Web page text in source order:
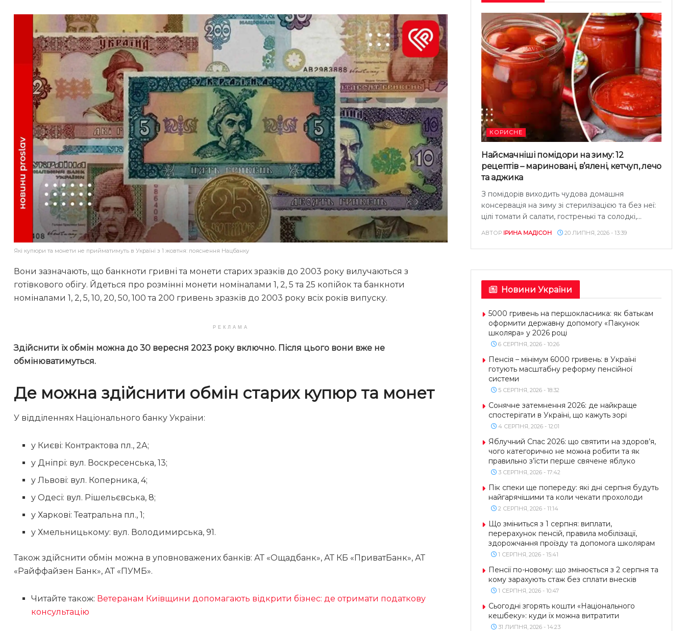
Які купюри та монети не прийматимуть в Україні з 1 жовтня: пояснення Нацбанку
Вони зазначають, що банкноти гривні та монети старих зразків до 2003 року вилучаються з
готівкового обігу. Йдеться про розмінні монети номіналами 1, 2, 5 та 25 копійок та банкноти
номіналами 1, 2, 5, 10, 20, 50, 100 та 200 гривень зразків до 2003 року всіх років випуску.
РЕКЛАМА
Здійснити їх обмін можна до 30 вересня 2023 року включно. Після цього вони вже не
обмінюватимуться.
Де можна здійснити обмін старих купюр та монет
У відділеннях Національного банку України:
у Києві: Контрактова пл., 2А;
у Дніпрі: вул. Воскресенська, 13;
у Львові: вул. Коперника, 4;
у Одесі: вул. Рішельєвська, 8;
у Харкові: Театральна пл., 1;
у Хмельницькому: вул. Володимирська, 91.
Також здійснити обмін можна в уповноважених банків: АТ «Ощадбанк», АТ КБ «ПриватБанк», АТ
«Райффайзен Банк», АТ «ПУМБ».
Читайте також: Ветеранам Київщини допомагають відкрити бізнес: де отримати податкову
консультацію
КОРИСНЕ
Найсмачніші помідори на зиму: 12
рецептів – мариновані, в’ялені, кетчуп, лечо
та аджика
З помідорів виходить чудова домашня
консервація на зиму зі стерилізацією та без неї:
цілі томати й салати, гостренькі та солодкі,...
АВТОР ІРИНА МАДІСОН 20 ЛИПНЯ, 2026 - 13:39
Новини України
5000 гривень на першокласника: як батькам
оформити державну допомогу «Пакунок
школяра» у 2026 році
6 СЕРПНЯ, 2026 - 10:26
Пенсія – мінімум 6000 гривень: в Україні
готують масштабну реформу пенсійної
системи
5 СЕРПНЯ, 2026 - 18:32
Сонячне затемнення 2026: де найкраще
спостерігати в Україні, що кажуть зорі
4 СЕРПНЯ, 2026 - 12:01
Яблучний Спас 2026: що святити на здоров’я,
чого категорично не можна робити та як
правильно з’їсти перше свячене яблуко
3 СЕРПНЯ, 2026 - 17:42
Пік спеки ще попереду: які дні серпня будуть
найгарячішими та коли чекати прохолоди
2 СЕРПНЯ, 2026 - 11:14
Що зміниться з 1 серпня: виплати,
перерахунок пенсій, правила мобілізації,
здорожчання проїзду та допомога школярам
1 СЕРПНЯ, 2026 - 15:41
Пенсії по-новому: що змінюється з 2 серпня та
кому зарахують стаж без сплати внесків
1 СЕРПНЯ, 2026 - 10:47
Сьогодні згорять кошти «Національного
кешбеку»: куди їх можна витратити
31 ЛИПНЯ, 2026 - 14:23